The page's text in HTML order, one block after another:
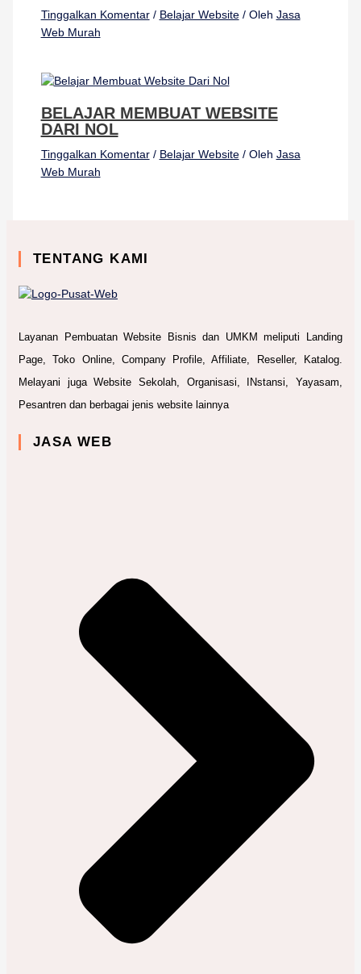
Tinggalkan Komentar / Belajar Website/ Oleh Jasa
Web Murah
BELAJAR MEMBUAT WEBSITE
DARI NOL
Tinggalkan Komentar / Belajar Website/ Oleh Jasa
Web Murah
TENTANG KAMI
Layanan Pembuatan Website Bisnis dan UMKM meliputi Landing
Page, Toko Online, Company Profile, Affiliate, Reseller, Katalog.
Melayani juga Website Sekolah, Organisasi, INstansi, Yayasam,
Pesantren dan berbagai jenis website lainnya
JASA WEB